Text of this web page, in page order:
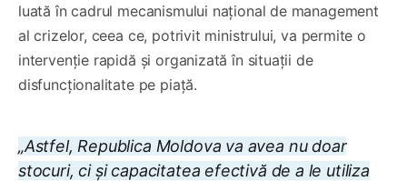
luată în cadrul mecanismului național de management
al crizelor, ceea ce, potrivit ministrului, va permite o
intervenție rapidă și organizată în situații de
disfuncționalitate pe piață.
„Astfel, Republica Moldova va avea nu doar
stocuri, ci și capacitatea efectivă de a le utiliza